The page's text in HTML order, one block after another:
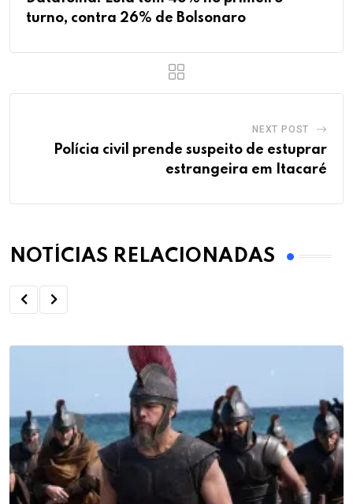
turno, contra 26% de Bolsonaro
NEXT POST
Polícia civil prende suspeito de estuprar
estrangeira em Itacaré
NOTÍCIAS RELACIONADAS